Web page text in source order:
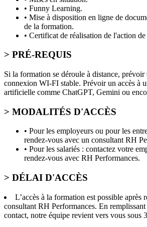
• Funny Learning.
• Mise à disposition en ligne de
de la formation.
• Certificat de réalisation de l'action
> PRÉ-REQUIS
Si la formation se déroule à distance,
connexion WI-FI stable. Prévoir un accès à
artificielle comme ChatGPT, Gemini ou
> MODALITÉS D'ACCÈS
• Pour les employeurs ou pour les
rendez-vous avec un consultant RH
• Pour les salariés : contactez votre
rendez-vous avec RH Performances.
> DÉLAI D'ACCÈS
L’accès à la formation est possible après
consultant RH Performances. En
contact, notre équipe revient vers vous sous